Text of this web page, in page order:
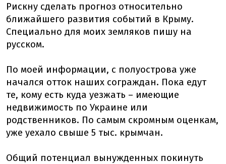
Рискну сделать прогноз относительно
ближайшего развития событий в Крыму.
Специально для моих земляков пишу на
русском.
По моей информации, с полуострова уже
начался отток наших сограждан. Пока едут
те, кому есть куда уезжать – имеющие
недвижимость по Украине или
родственников. По самым скромным оценкам,
уже уехало свыше 5 тыс. крымчан.
Общий потенциал вынужденных покинуть